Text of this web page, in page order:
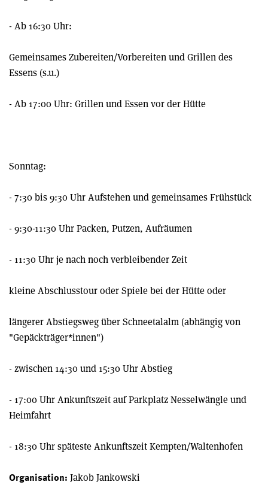
- Ab 16:30 Uhr:
Gemeinsames Zubereiten/Vorbereiten und Grillen des
Essens (s.u.)
- Ab 17:00 Uhr: Grillen und Essen vor der Hütte
Sonntag:
- 7:30 bis 9:30 Uhr Aufstehen und gemeinsames Frühstück
- 9:30-11:30 Uhr Packen, Putzen, Aufräumen
- 11:30 Uhr je nach noch verbleibender Zeit
kleine Abschlusstour oder Spiele bei der Hütte oder
längerer Abstiegsweg über Schneetalalm (abhängig von
"Gepäckträger*innen")
- zwischen 14:30 und 15:30 Uhr Abstieg
- 17:00 Uhr Ankunftszeit auf Parkplatz Nesselwängle und
Heimfahrt
- 18:30 Uhr späteste Ankunftszeit Kempten/Waltenhofen
Organisation: Jakob Jankowski